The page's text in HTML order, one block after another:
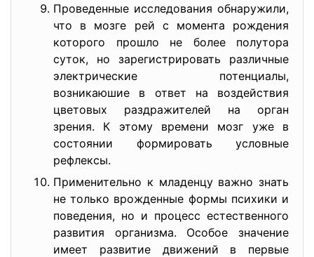
Проведенные исследования обнаружили,
что в мозге рей с момента рождения
которого прошло не более полутора
суток, но зарегистрировать различные
электрические потенциалы,
возникаюшие в ответ на воздействия
цветовых раздражителей на орган
зрения. К этому времени мозг уже в
состоянии формировать условные
рефлексы.
Применительно к младенцу важно знать
не только врожденные формы психики и
поведения, но и процесс естественного
развития организма. Особое значение
имеет развитие движений в первые